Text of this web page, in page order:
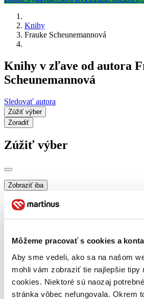
Môžeme pracovať s cookies a
Aby sme vedeli, ako sa na našom
mohli vám zobraziť tie najlepšie tipy
cookies. Niektoré sú naozaj
stránka vôbec nefungovala. Okrem
Knihy
Frauke Scheunemannová
Knihy v zľave od autora
Scheunemannová
Sledovať autora
Zúžiť výber
Zoradiť
Zúžiť výber
Zobraziť iba
zľavnené tituly (0 titulov)
na centrálnom sklade (0 titulov)
predpredaj (0 titulov)predpredaj
pripravujeme (0 titulov)
dostupná (bez vypredaných) (0
Nové / čítané